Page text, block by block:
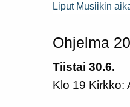
Liput Musiikin
Ohjelma
Tiistai 30.6.
Klo 19 Kirkko: